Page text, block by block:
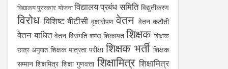
विद्यालय पुरस्कार योजनाविद्यालय प्रबंध समिति विद्युतीकरण
विरोध विशिष्ट बीटीसी वृक्षारोपण वेतन वेतन कटौती
वेतन बाधित वेतन विसंगति शपथ शिकायत शिक्षक शिक्षक
छात्र अनुपात शिक्षक पात्रता परीक्षा शिक्षक भर्ती शिक्षक
सम्मान शिक्षमित्र शिक्षा गुणवत्ता शिक्षामित्र शिक्षामित्र